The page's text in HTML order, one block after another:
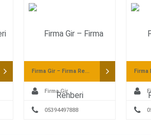
Firma Gir – Firma Rehberi
Firma Gir
05394497888